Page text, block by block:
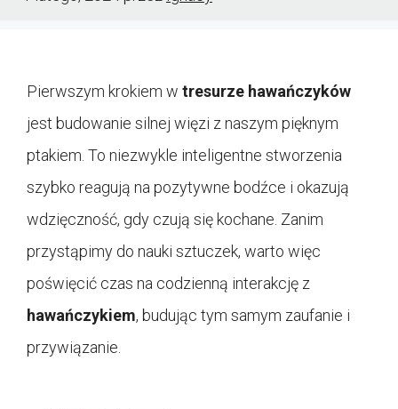
Pierwszym krokiem w tresurze hawańczyków
jest budowanie silnej więzi z naszym pięknym
ptakiem. To niezwykle inteligentne stworzenia
szybko reagują na pozytywne bodźce i okazują
wdzięczność, gdy czują się kochane. Zanim
przystąpimy do nauki sztuczek, warto więc
poświęcić czas na codzienną interakcję z
hawańczykiem, budując tym samym zaufanie i
przywiązanie.